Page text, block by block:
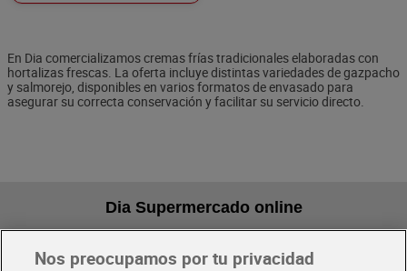
En Dia comercializamos cremas frías tradicionales elaboradas con
hortalizas frescas. La oferta incluye distintas variedades de gazpacho
y salmorejo, disponibles en varios formatos de envasado para
asegurar su correcta conservación y facilitar su servicio directo.
Dia Supermercado online
Pide hoy, recibe hoy
Nos preocupamos por tu privacidad